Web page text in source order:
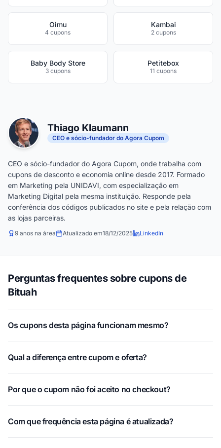
Oimu
4 cupons
Kambai
2 cupons
Baby Body Store
3 cupons
Petitebox
11 cupons
Thiago Klaumann
CEO e sócio-fundador do Agora Cupom
CEO e sócio-fundador do Agora Cupom, onde trabalha com
cupons de desconto e economia online desde 2017. Formado
em Marketing pela UNIDAVI, com especialização em
Marketing Digital pela mesma instituição. Responde pela
conferência dos códigos publicados no site e pela relação com
as lojas parceiras.
9 anos na área Atualizado em18/12/2025 LinkedIn
Perguntas frequentes sobre cupons de
Bituah
Os cupons desta página funcionam mesmo?
Qual a diferença entre cupom e oferta?
Por que o cupom não foi aceito no checkout?
Com que frequência esta página é atualizada?